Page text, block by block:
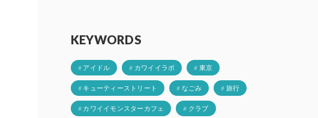
KEYWORDS
# アイドル # カワイイラボ # 東京
# キューティーストリート # なごみ # 旅行
# カワイイモンスターカフェ # クラブ